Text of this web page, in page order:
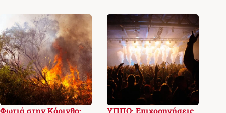
Φωτιά στην Κόρινθο:
ΥΠΠΟ: Επιχορηγήσεις